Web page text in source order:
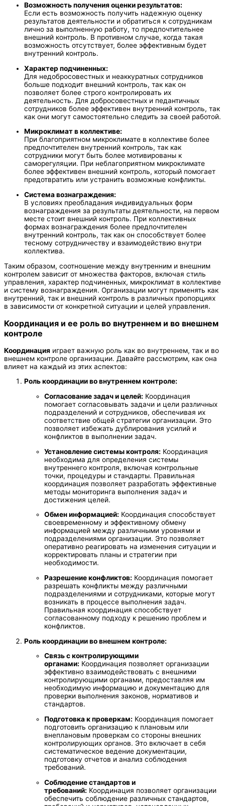
Возможность получения оценки результатов:
Если есть возможность получить надежную оценку
результатов деятельности и обратиться к сотрудникам
лично за выполненную работу, то предпочтительнее
внешний контроль. В противном случае, когда такая
возможность отсутствует, более эффективным будет
внутренний контроль.
Характер подчиненных:
Для недобросовестных и неаккуратных сотрудников
больше подходит внешний контроль, так как он
позволяет более строго контролировать их
деятельность. Для добросовестных и педантичных
сотрудников более эффективен внутренний контроль, так
как они могут самостоятельно следить за своей работой.
Микроклимат в коллективе:
При благоприятном микроклимате в коллективе более
предпочтителен внутренний контроль, так как
сотрудники могут быть более мотивированы к
саморегуляции. При неблагоприятном микроклимате
более эффективен внешний контроль, который помогает
предотвратить или устранить возможные конфликты.
Система вознаграждения:
В условиях преобладания индивидуальных форм
вознаграждения за результаты деятельности, на первом
месте стоит внешний контроль. При коллективных
формах вознаграждения более предпочтителен
внутренний контроль, так как он способствует более
тесному сотрудничеству и взаимодействию внутри
коллектива.
Таким образом, соотношение между внутренним и внешним
контролем зависит от множества факторов, включая стиль
управления, характер подчиненных, микроклимат в коллективе
и систему вознаграждения. Организации могут применять как
внутренний, так и внешний контроль в различных пропорциях
в зависимости от конкретной ситуации и целей управления.
Координация и ее роль во внутреннем и во внешнем
контроле
Координация играет важную роль как во внутреннем, так и во
внешнем контроле организации. Давайте рассмотрим, как она
влияет на каждый из этих аспектов:
Роль координации во внутреннем контроле:
Согласование задач и целей: Координация
помогает согласовывать задачи и цели различных
подразделений и сотрудников, обеспечивая их
соответствие общей стратегии организации. Это
позволяет избежать дублирования усилий и
конфликтов в выполнении задач.
Установление системы контроля: Координация
необходима для определения системы
внутреннего контроля, включая контрольные
точки, процедуры и стандарты. Правильная
координация позволяет разработать эффективные
методы мониторинга выполнения задач и
достижения целей.
Обмен информацией: Координация способствует
своевременному и эффективному обмену
информацией между различными уровнями и
подразделениями организации. Это позволяет
оперативно реагировать на изменения ситуации и
корректировать планы и стратегии при
необходимости.
Разрешение конфликтов: Координация помогает
разрешать конфликты между различными
подразделениями и сотрудниками, которые могут
возникать в процессе выполнения задач.
Правильная координация способствует
согласованному подходу к решению проблем и
конфликтов.
Роль координации во внешнем контроле:
Связь с контролирующими
органами: Координация позволяет организации
эффективно взаимодействовать с внешними
контролирующими органами, предоставляя им
необходимую информацию и документацию для
проверки выполнения законов, нормативов и
стандартов.
Подготовка к проверкам: Координация помогает
подготовить организацию к плановым или
внеплановым проверкам со стороны внешних
контролирующих органов. Это включает в себя
систематическое ведение документации,
подготовку отчетов и анализ соблюдения
требований.
Соблюдение стандартов и
требований: Координация позволяет организации
обеспечить соблюдение различных стандартов,